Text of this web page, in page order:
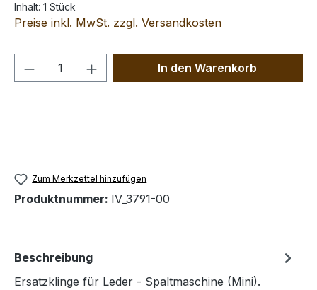
Inhalt: 1 Stück
Preise inkl. MwSt. zzgl. Versandkosten
Produkt Anzahl: Gib denIn den Warenkorb
Zum Merkzettel hinzufügen
Produktnummer: IV_3791-00
Beschreibung
Ersatzklinge für Leder - Spaltmaschine (Mini).